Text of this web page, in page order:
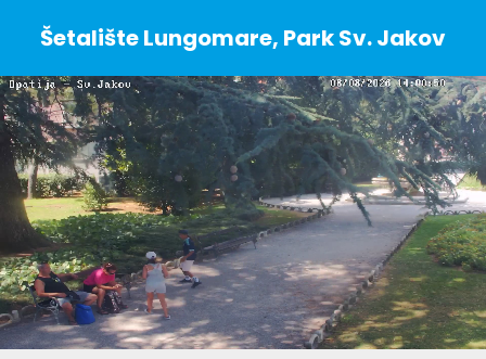
Šetalište Lungomare, Park Sv. Jakov
Unmute
Stream